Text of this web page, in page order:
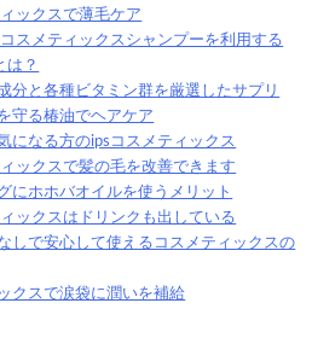
ックスで薄毛ケア
スメティックスシャンプーを利用する
は？
分と各種ビタミン群を厳選したサプリ
守る椿油でヘアケア
になる方のipsコスメティックス
ックスで髪の毛を改善できます
にホホバオイルを使うメリット
ックスはドリンクも出している
しで安心して使えるコスメティックスの
クスで涙袋に潤いを補給